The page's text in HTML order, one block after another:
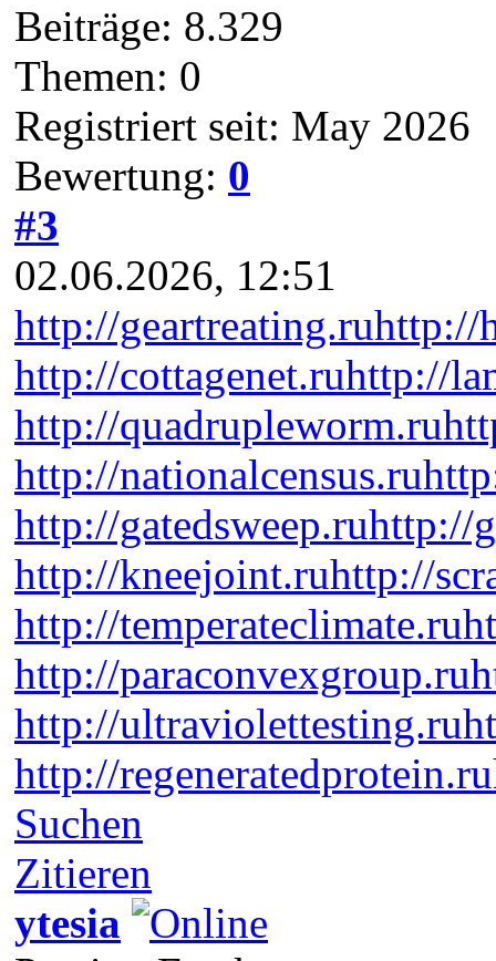
Beiträge: 8.329
Themen: 0
Registriert seit: May 2026
Bewertung: 0
#3
02.06.2026, 12:51
http://geartreating.ruhttp://
http://cottagenet.ruhttp://
http://quadrupleworm.ru
http://nationalcensus.ru
http://gatedsweep.ruhttp://
http://kneejoint.ruhttp://
http://temperateclimate.ru
http://paraconvexgroup.ru
http://ultraviolettesting.ru
http://regeneratedprotein.ru
Suchen
Zitieren
ytesia